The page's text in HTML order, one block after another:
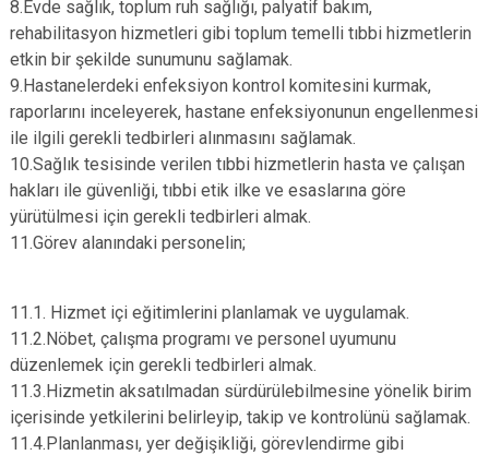
8.Evde sağlık, toplum ruh sağlığı, palyatif bakım,
rehabilitasyon hizmetleri gibi toplum temelli tıbbi hizmetlerin
etkin bir şekilde sunumunu sağlamak.
9.Hastanelerdeki enfeksiyon kontrol komitesini kurmak,
raporlarını inceleyerek, hastane enfeksiyonunun engellenmesi
ile ilgili gerekli tedbirleri alınmasını sağlamak.
10.Sağlık tesisinde verilen tıbbi hizmetlerin hasta ve çalışan
hakları ile güvenliği, tıbbi etik ilke ve esaslarına göre
yürütülmesi için gerekli tedbirleri almak.
11.Görev alanındaki personelin;
11.1. Hizmet içi eğitimlerini planlamak ve uygulamak.
11.2.Nöbet, çalışma programı ve personel uyumunu
düzenlemek için gerekli tedbirleri almak.
11.3.Hizmetin aksatılmadan sürdürülebilmesine yönelik birim
içerisinde yetkilerini belirleyip, takip ve kontrolünü sağlamak.
11.4.Planlanması, yer değişikliği, görevlendirme gibi